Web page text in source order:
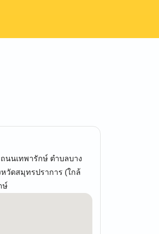
นนเทพารักษ์ ตำบลบาง
หวัดสมุทรปราการ (ใกล้
ษ์